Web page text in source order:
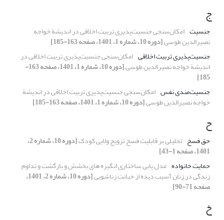
ج
جنسیت امکان‌سنجی جنسیت‌پذیری تربیت اخلاقی در اندیشة خواجه
نصیرالدین طوسی[دوره 10، شماره 1، 1401، صفحه 163-185]
جنسیت‌پذیری تربیت اخلاقی امکان‌سنجی جنسیت‌پذیری تربیت اخلاقی در
اندیشة خواجه نصیرالدین طوسی [دوره 10، شماره 1، 1401، صفحه 163-
185]
جنسیت‌مندی نفس امکان‌سنجی جنسیت‌پذیری تربیت اخلاقی در اندیشة
خواجه نصیرالدین طوسی[دوره 10، شماره 1، 1401، صفحه 163-185]
ح
حق فسخ تحلیلی بر قابلیت فسخ تزویج ولایی کودک [دوره 10، شماره 2،
1401، صفحه 1-43]
حمایت خانواده مدل یابی ساختاری انگیزه های بخشش و بازگشت و تداوم
زندگی در زنان آسیب دیده از خیانت زناشویی [دوره 10، شماره 2، 1401،
صفحه 71-90]
خ